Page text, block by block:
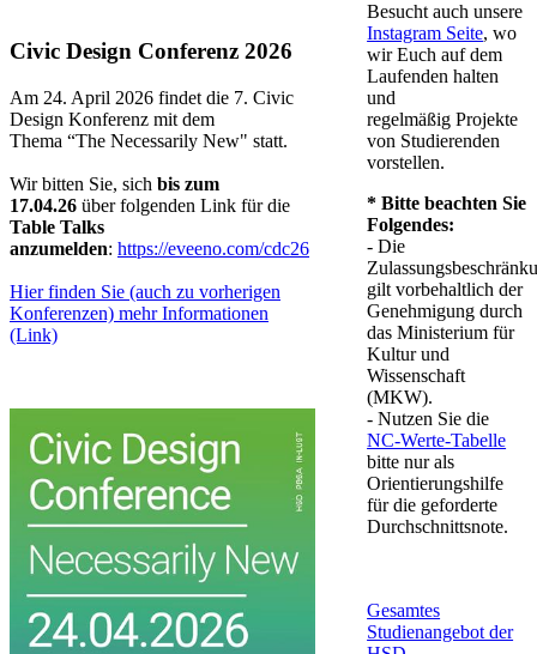
​​​​​​​​​​​​​​​​​​​​​​Civic Design Conferenz 2026
Am 24. April 2026 findet die 7. Civic
Design Konferenz mit dem
Thema “The Necessarily New" statt.
Wir bitten Sie, sich bis zum
17.04.26 über folgenden Link für die
Table Talks
anzumelden: https://eveeno.com/cdc26​
Hier finden Sie (auch zu vorherigen
Konferenzen) mehr Informationen
(Link)
Besucht auch unsere
Instagram Seite, wo
wir Euch auf dem
Laufenden halten
und
regelmäßig Projekte
von Studierenden
vorstellen.
*Bitte beachten Sie
Folgendes:
- Die
gilt vorbehaltlich der
Genehmigung durch
das Ministerium für
Kultur und
Wissenschaft
(MKW).​
- ​Nutzen Sie die
NC-Werte-Tabelle
bitte nur als
Orientierungshilfe
für die geforderte
Durchschnittsnote.​
Gesamtes
Studienangebot de​r